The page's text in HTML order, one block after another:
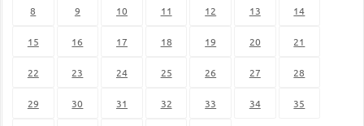
8 9 10 11 12 13 14
15 16 17 18 19 20 21
22 23 24 25 26 27 28
29 30 31 32 33 34 35